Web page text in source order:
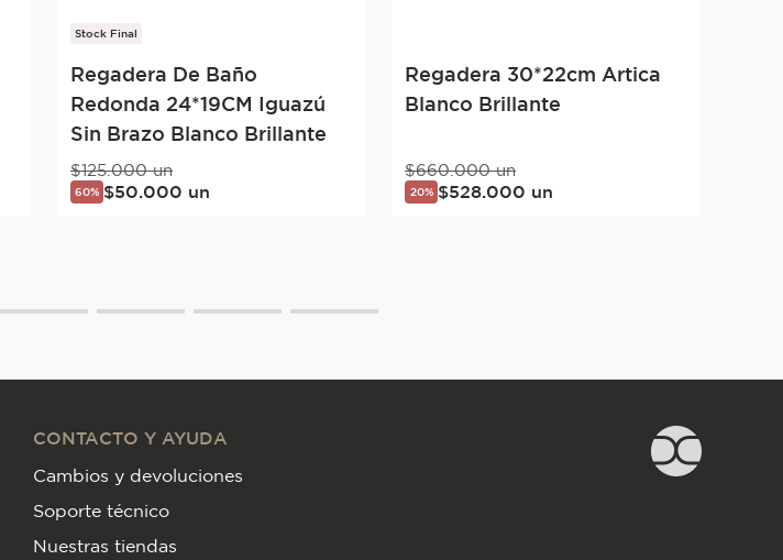
Stock Final
Regadera De Baño
Redonda 24*19CM Iguazú
Sin Brazo Blanco Brillante
$125.000 un
60% $50.000 un
Regadera 30*22cm Artica
Blanco Brillante
$660.000 un
20% $528.000 un
CONTACTO Y AYUDA
Cambios y devoluciones
Soporte técnico
Nuestras tiendas